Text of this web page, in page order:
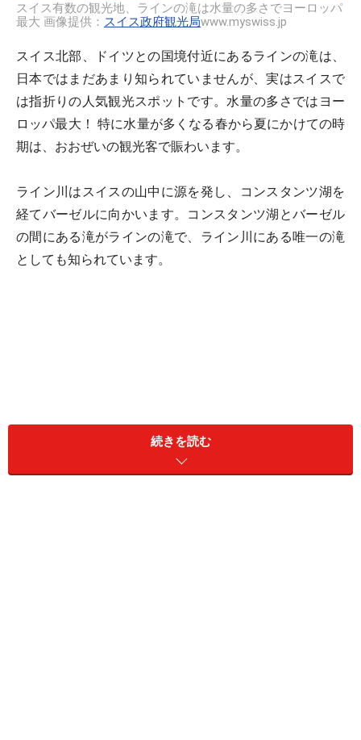
スイス有数の観光地、ラインの滝は水量の多さでヨーロッパ
最大 画像提供： スイス政府観光局www.myswiss.jp
スイス北部、ドイツとの国境付近にあるラインの滝は、
日本ではまだあまり知られていませんが、実はスイスで
は指折りの人気観光スポットです。水量の多さではヨー
ロッパ最大！ 特に水量が多くなる春から夏にかけての時
期は、おおぜいの観光客で賑わいます。
ライン川はスイスの山中に源を発し、コンスタンツ湖を
経てバーゼルに向かいます。コンスタンツ湖とバーゼル
の間にある滝がラインの滝で、ライン川にある唯一の滝
としても知られています。
続きを読む